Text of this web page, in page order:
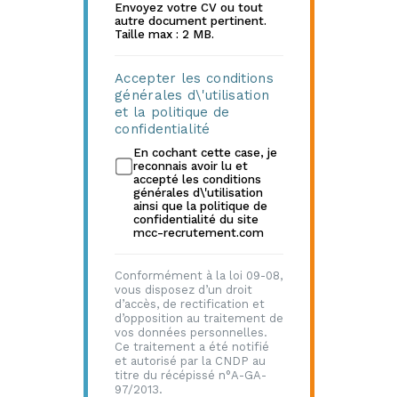
Envoyez votre CV ou tout
autre document pertinent.
Taille max : 2 MB.
Accepter les conditions
générales d\'utilisation
et la politique de
confidentialité
En cochant cette case, je
reconnais avoir lu et
accepté les conditions
générales d\'utilisation
ainsi que la politique de
confidentialité du site
mcc-recrutement.com
Conformément à la loi 09-08,
vous disposez d’un droit
d’accès, de rectification et
d’opposition au traitement de
vos données personnelles.
Ce traitement a été notifié
et autorisé par la CNDP au
titre du récépissé n°A-GA-
97/2013.